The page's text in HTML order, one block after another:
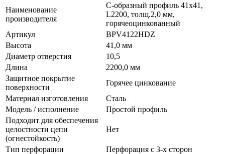
Наименование
производителя
С-образный профиль 41х41,
L2200, толщ.2,0 мм,
горячеоцинкованный
Артикул
BPV4122HDZ
Высота
41,0 мм
Диаметр отверстия
10,5
Длина
2200,0 мм
Защитное покрытие
поверхности
Горячее цинкование
Материал изготовления
Сталь
Модель / исполнение
Простой профиль
Подходит для обеспечения
целостности цепи
(огнестойкость)
Нет
Тип перфорации
Перфорация с 3-х сторон